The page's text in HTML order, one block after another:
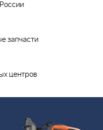
запчасти
центров